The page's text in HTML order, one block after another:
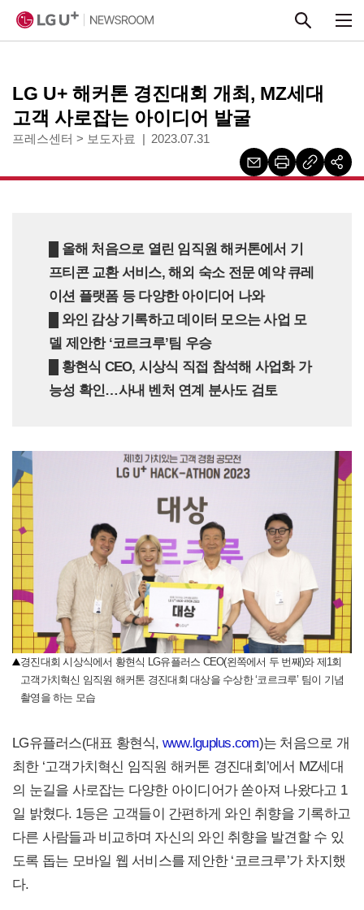
LG U+ 해커톤 경진대회 개최, MZ세대
고객 사로잡는 아이디어 발굴
프레스센터 > 보도자료 2023.07.31
█ 올해 처음으로 열린 임직원 해커톤에서 기
프티콘 교환 서비스, 해외 숙소 전문 예약 큐레
이션 플랫폼 등 다양한 아이디어 나와
█ 와인 감상 기록하고 데이터 모으는 사업 모
델 제안한 ‘코르크루’팀 우승
█ 황현식 CEO, 시상식 직접 참석해 사업화 가
능성 확인…사내 벤처 연계 분사도 검토
경진대회 시상식에서 황현식 LG유플러스 CEO(왼쪽에서 두 번째)와 제1회
고객가치혁신 임직원 해커톤 경진대회 대상을 수상한 ‘코르크루’ 팀이 기념
촬영을 하는 모습
LG유플러스(대표 황현식, www.lguplus.com)는 처음으로 개
최한 ‘고객가치혁신 임직원 해커톤 경진대회’에서 MZ세대
의 눈길을 사로잡는 다양한 아이디어가 쏟아져 나왔다고 1
일 밝혔다. 1등은 고객들이 간편하게 와인 취향을 기록하고
다른 사람들과 비교하며 자신의 와인 취향을 발견할 수 있
도록 돕는 모바일 웹 서비스를 제안한 ‘코르크루’가 차지했
다.